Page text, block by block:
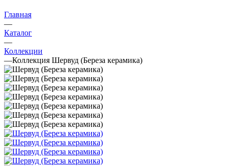
Главная
—
Каталог
—
Коллекции
—Коллекция Шервуд (Береза керамика)